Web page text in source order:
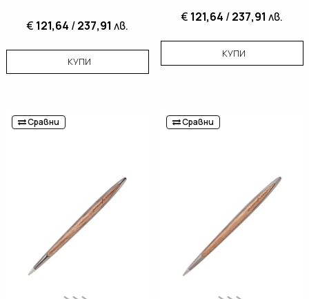
€ 121,64 /237,91 лв.
КУПИ
€ 121,64 /237,91 лв.
КУПИ
Сравни Сравни